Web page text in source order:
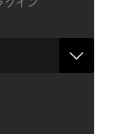
グイン